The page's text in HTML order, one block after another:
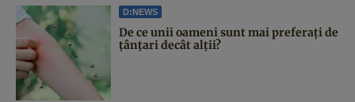
D:NEWS
De ce unii oameni sunt mai preferați de
țânțari decât alții?